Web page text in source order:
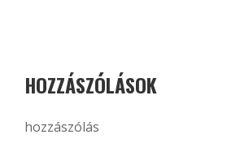
HOZZÁSZÓLÁSOK
hozzászólás